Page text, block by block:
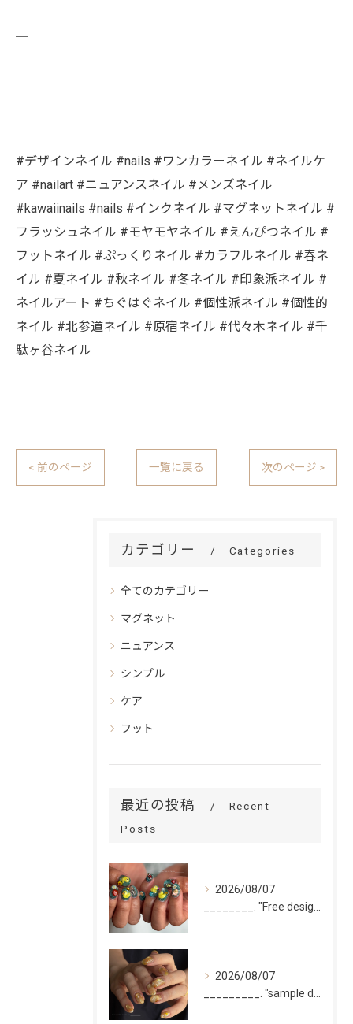
#デザインネイル #nails #ワンカラーネイル #ネイルケ
ア #nailart #ニュアンスネイル #メンズネイル
#kawaiinails #nails #インクネイル #マグネットネイル #
フラッシュネイル #モヤモヤネイル #えんぴつネイル #
フットネイル #ぷっくりネイル #カラフルネイル #春ネ
イル #夏ネイル #秋ネイル #冬ネイル #印象派ネイル #
ネイルアート #ちぐはぐネイル #個性派ネイル #個性的
ネイル #北参道ネイル #原宿ネイル #代々木ネイル #千
駄ヶ谷ネイル
< 前のページ 一覧に戻る 次のページ >
カテゴリー Categories
全てのカテゴリー
マグネット
ニュアンス
シンプル
ケア
フット
最近の投稿
Recent
Posts
2026/08/07
2026/08/07